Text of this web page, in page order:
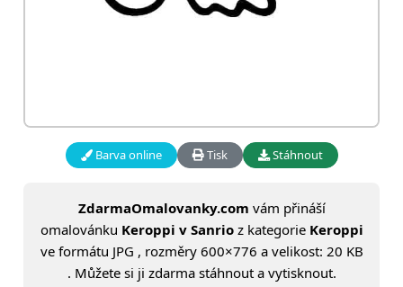
Barva online Tisk Stáhnout
ZdarmaOmalovanky.com vám přináší
omalovánku Keroppi v Sanrioz kategorie Keroppi
ve formátu JPG , rozměry 600×776 a velikost: 20 KB
. Můžete si ji zdarma stáhnout a vytisknout.